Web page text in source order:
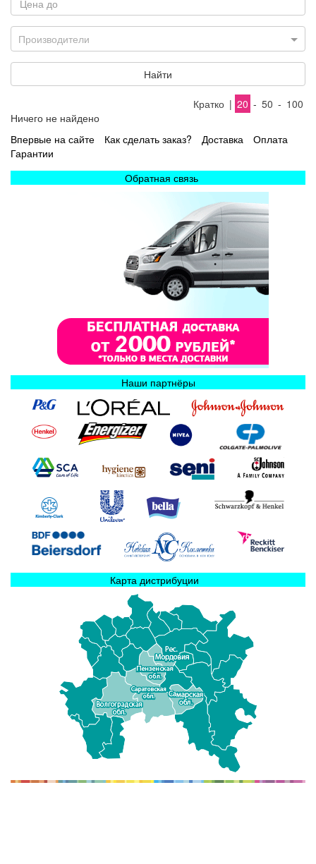
Производители
Найти
Кратко | 20 - 50 - 100
Ничего не найдено
Впервые на сайте
Как сделать заказ? Доставка
Оплата
Гарантии
Обратная связь
Наши партнёры
Карта дистрибуции